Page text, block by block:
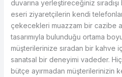
duvarına yerleştireceğiniz sıradışı
eseri ziyaretçilerin kendi
çekecekleri muazzam bir cazibe
tasarımıyla bulunduğu ortama
müşterilerinize sıradan bir kahve
sanatsal bir deneyimi vadeder.
bütçe ayırmadan müşterilerinizin